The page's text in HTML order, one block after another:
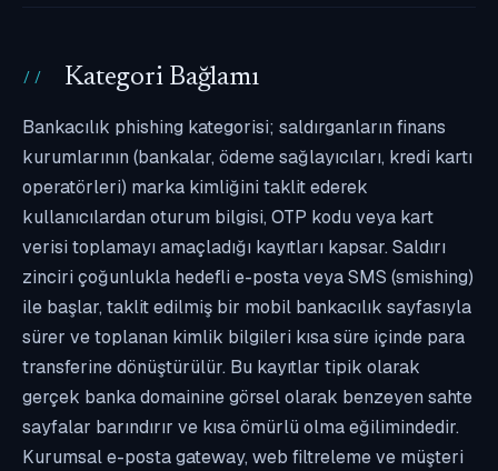
Kategori Bağlamı
Bankacılık phishing kategorisi; saldırganların finans
kurumlarının (bankalar, ödeme sağlayıcıları, kredi kartı
operatörleri) marka kimliğini taklit ederek
kullanıcılardan oturum bilgisi, OTP kodu veya kart
verisi toplamayı amaçladığı kayıtları kapsar. Saldırı
zinciri çoğunlukla hedefli e-posta veya SMS (smishing)
ile başlar, taklit edilmiş bir mobil bankacılık sayfasıyla
sürer ve toplanan kimlik bilgileri kısa süre içinde para
transferine dönüştürülür. Bu kayıtlar tipik olarak
gerçek banka domainine görsel olarak benzeyen sahte
sayfalar barındırır ve kısa ömürlü olma eğilimindedir.
Kurumsal e-posta gateway, web filtreleme ve müşteri